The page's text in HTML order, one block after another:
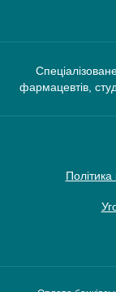
фармацевтів,
Політика